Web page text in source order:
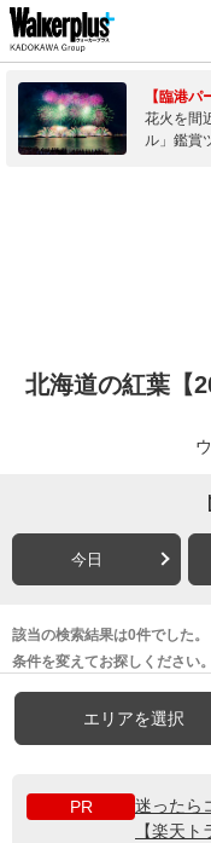
【臨港パ
花火を間
ル」鑑賞
北海道の紅葉【
今日
該当の検索結果は0件でした。
条件を変えてお探しください。
エリアを選択
PR
迷ったら
【楽天ト